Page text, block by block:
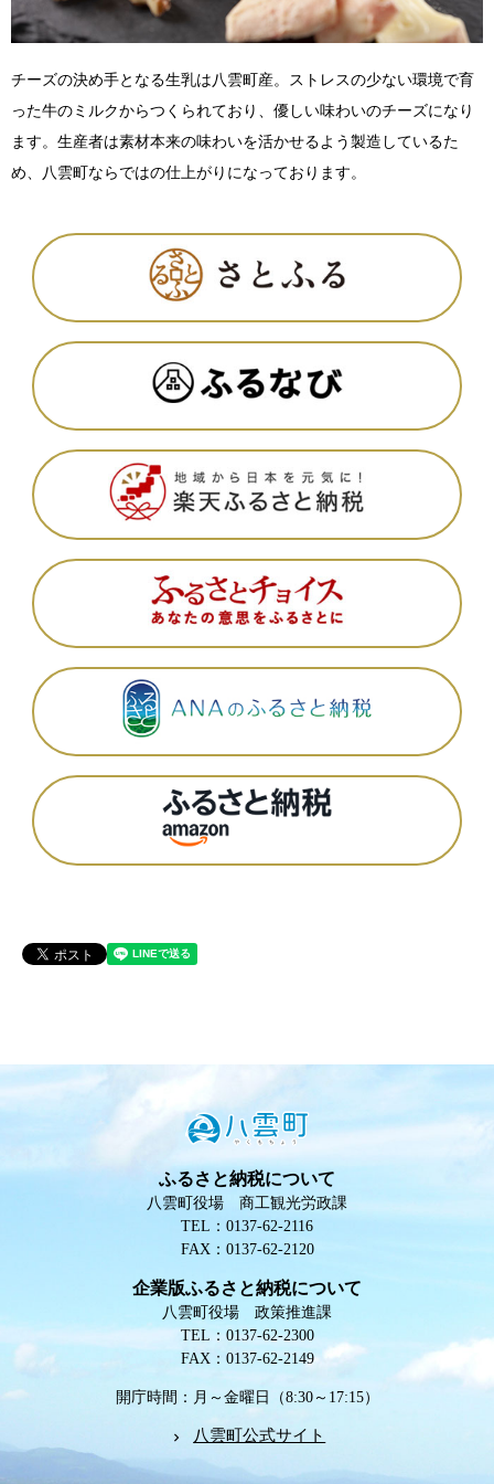
チーズの決め手となる生乳は八雲町産。ストレスの少ない環境で育
った牛のミルクからつくられており、優しい味わいのチーズになり
ます。生産者は素材本来の味わいを活かせるよう製造しているた
め、八雲町ならではの仕上がりになっております。
ふるさと納税について
八雲町役場 商工観光労政課
TEL：0137-62-2116
FAX：0137-62-2120
企業版ふるさと納税について
八雲町役場 政策推進課
TEL：0137-62-2300
FAX：0137-62-2149
開庁時間：月～金曜日（8:30～17:15）
八雲町公式サイト